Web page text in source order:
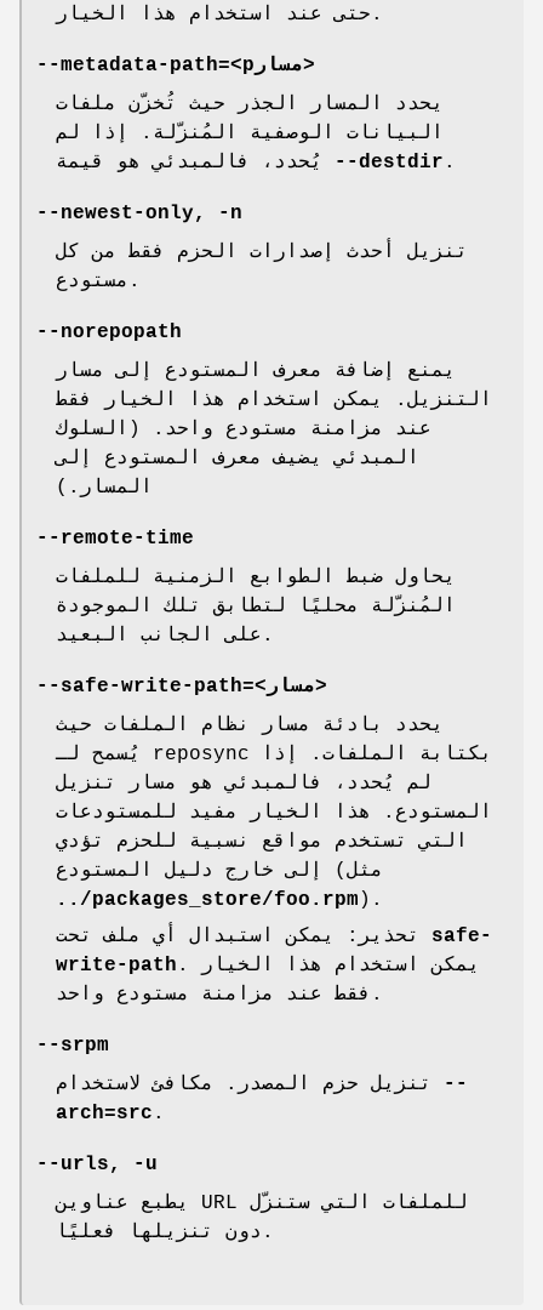
حتى عند استخدام هذا الخيار.
--metadata-path=<pمسار>
يحدد المسار الجذر حيث تُخزّن ملفات
البيانات الوصفية المُنزّلة. إذا لم
--destdir .
--newest-only, -n
تنزيل أحدث إصدارات الحزم فقط من كل
مستودع.
--norepopath
يمنع إضافة معرف المستودع إلى مسار
التنزيل. يمكن استخدام هذا الخيار فقط
عند مزامنة مستودع واحد. (السلوك
المبدئي يضيف معرف المستودع إلى
المسار.)
--remote-time
يحاول ضبط الطوابع الزمنية للملفات
المُنزّلة محليًا لتطابق تلك الموجودة
على الجانب البعيد.
--safe-write-path=<مسار>
يحدد بادئة مسار نظام الملفات حيث
يُسمح لـ reposync بكتابة الملفات. إذا
لم يُحدد، فالمبدئي هو مسار تنزيل
المستودع. هذا الخيار مفيد للمستودعات
التي تستخدم مواقع نسبية للحزم تؤدي
إلى خارج دليل المستودع (مثل
../packages_store/foo.rpm ).
safe-
write-path . يمكن استخدام هذا الخيار
فقط عند مزامنة مستودع واحد.
--srpm
--
arch=src .
--urls, -u
يطبع عناوين URL للملفات التي ستنزّل
دون تنزيلها فعليًا.